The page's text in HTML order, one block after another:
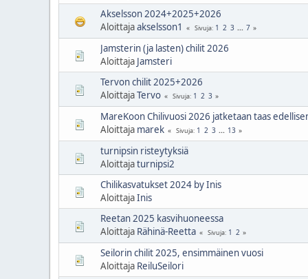
Akselsson 2024+2025+2026
Aloittajaakselsson1 Sivuja 1 2 3 ... 7
Jamsterin (ja lasten) chilit 2026
Aloittaja Jamsteri
Tervon chilit 2025+2026
AloittajaTervo Sivuja 1 2 3
MareKoon Chilivuosi 2026 jatketaan taas
Aloittaja marek Sivuja 1 2 3 ... 13
turnipsin risteytyksiä
Aloittajaturnipsi2
Chilikasvatukset 2024 by Inis
AloittajaInis
Reetan 2025 kasvihuoneessa
Aloittaja Rähinä-Reetta Sivuja 1 2
Seilorin chilit 2025, ensimmäinen vuosi
Aloittaja ReiluSeilori